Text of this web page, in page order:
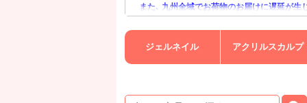
また､ 九州全域でお荷物のお届けに遅延が生
ご不便をおかけいたしますが､ 何卒ご理解賜
ジェルネイル アクリルスカルプ